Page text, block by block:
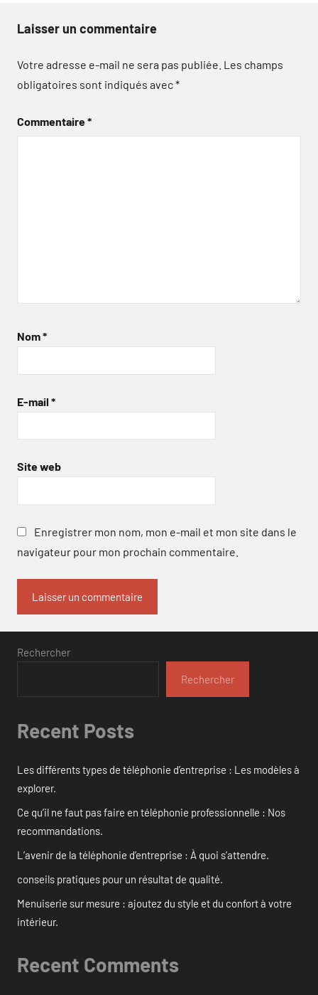
Laisser un commentaire
Votre adresse e-mail ne sera pas publiée. Les champs
obligatoires sont indiqués avec*
Commentaire*
Nom*
E-mail *
Site web
Enregistrer mon nom, mon e-mail et mon site dans le
navigateur pour mon prochain commentaire.
Rechercher
Rechercher
Recent Posts
Les différents types de téléphonie d’entreprise : Les modèles à
explorer.
Ce qu’il ne faut pas faire en téléphonie professionnelle : Nos
recommandations.
L’avenir de la téléphonie d’entreprise : À quoi s’attendre.
conseils pratiques pour un résultat de qualité.
Menuiserie sur mesure : ajoutez du style et du confort à votre
intérieur.
Recent Comments